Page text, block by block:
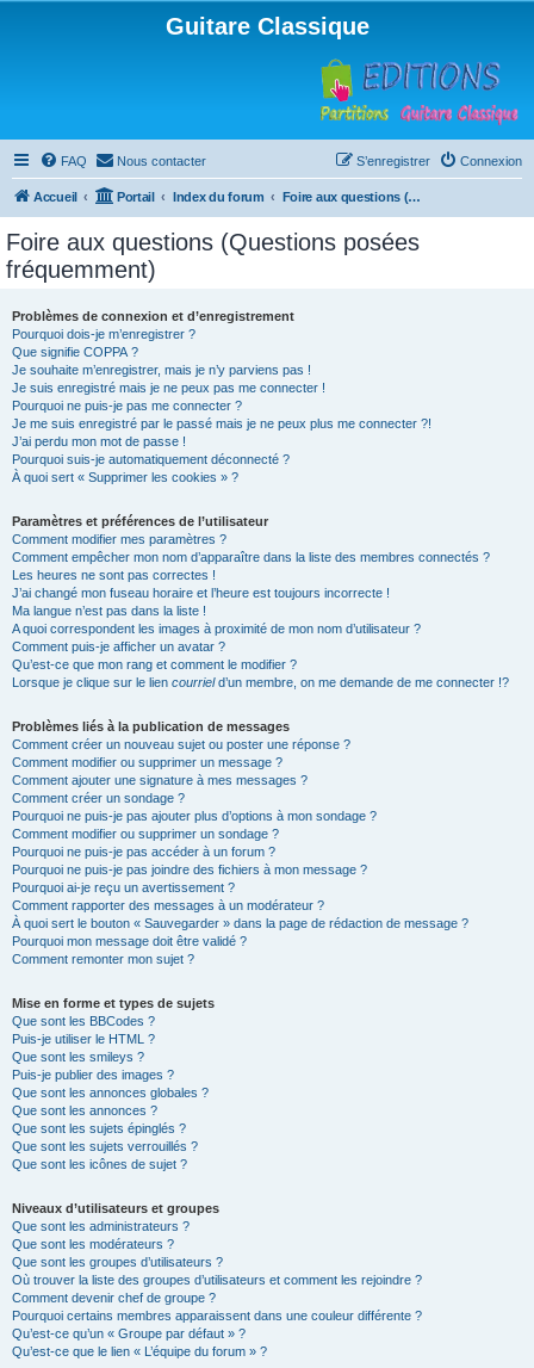
Guitare Classique
FAQ Nous contacter Connexion
S’enregistrer
Accueil Portail Index du forum Foire aux questions (Questions posées fréquemment)
Foire aux questions (Questions posées
fréquemment)
Problèmes de connexion et d’enregistrement
Pourquoi dois-je m’enregistrer ?
Que signifie COPPA ?
Je souhaite m’enregistrer, mais je n’y parviens pas !
Je suis enregistré mais je ne peux pas me connecter !
Pourquoi ne puis-je pas me connecter ?
Je me suis enregistré par le passé mais je ne peux plus me connecter ?!
J’ai perdu mon mot de passe !
Pourquoi suis-je automatiquement déconnecté ?
À quoi sert « Supprimer les cookies » ?
Paramètres et préférences de l’utilisateur
Comment modifier mes paramètres ?
Comment empêcher mon nom d’apparaître dans la liste des membres connectés ?
Les heures ne sont pas correctes !
J’ai changé mon fuseau horaire et l’heure est toujours incorrecte !
Ma langue n’est pas dans la liste !
A quoi correspondent les images à proximité de mon nom d’utilisateur ?
Comment puis-je afficher un avatar ?
Qu’est-ce que mon rang et comment le modifier ?
Lorsque je clique sur le lien courrield’un membre, on me demande de me connecter !?
Problèmes liés à la publication de messages
Comment créer un nouveau sujet ou poster une réponse ?
Comment modifier ou supprimer un message ?
Comment ajouter une signature à mes messages ?
Comment créer un sondage ?
Pourquoi ne puis-je pas ajouter plus d’options à mon sondage ?
Comment modifier ou supprimer un sondage ?
Pourquoi ne puis-je pas accéder à un forum ?
Pourquoi ne puis-je pas joindre des fichiers à mon message ?
Pourquoi ai-je reçu un avertissement ?
Comment rapporter des messages à un modérateur ?
À quoi sert le bouton « Sauvegarder » dans la page de rédaction de message ?
Pourquoi mon message doit être validé ?
Comment remonter mon sujet ?
Mise en forme et types de sujets
Que sont les BBCodes ?
Puis-je utiliser le HTML ?
Que sont les smileys ?
Puis-je publier des images ?
Que sont les annonces globales ?
Que sont les annonces ?
Que sont les sujets épinglés ?
Que sont les sujets verrouillés ?
Que sont les icônes de sujet ?
Niveaux d’utilisateurs et groupes
Que sont les administrateurs ?
Que sont les modérateurs ?
Que sont les groupes d’utilisateurs ?
Où trouver la liste des groupes d’utilisateurs et comment les rejoindre ?
Comment devenir chef de groupe ?
Pourquoi certains membres apparaissent dans une couleur différente ?
Qu’est-ce qu’un « Groupe par défaut » ?
Qu’est-ce que le lien « L’équipe du forum » ?